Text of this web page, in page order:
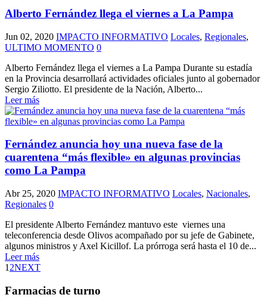
Alberto Fernández llega el viernes a La Pampa
Jun 02, 2020 IMPACTO INFORMATIVO Locales, Regionales,
ULTIMO MOMENTO 0
Alberto Fernández llega el viernes a La Pampa Durante su estadía
en la Provincia desarrollará actividades oficiales junto al gobernador
Sergio Ziliotto. El presidente de la Nación, Alberto...
Leer más
Fernández anuncia hoy una nueva fase de la
cuarentena “más flexible» en algunas provincias
como La Pampa
Abr 25, 2020 IMPACTO INFORMATIVO Locales, Nacionales,
Regionales 0
El presidente Alberto Fernández mantuvo este viernes una
teleconferencia desde Olivos acompañado por su jefe de Gabinete,
algunos ministros y Axel Kicillof. La prórroga será hasta el 10 de...
Leer más
1 2NEXT
Farmacias de turno